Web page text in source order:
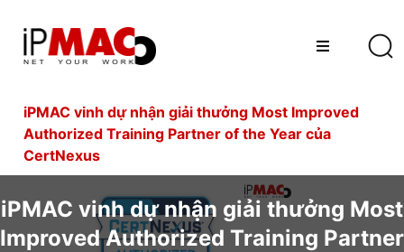
iPMAC vinh dự nhận giải thưởng Most Improved
Authorized Training Partner of the Year của
CertNexus
iPMAC vinh dự nhận giải thưởng Most
Improved Authorized Training Partner